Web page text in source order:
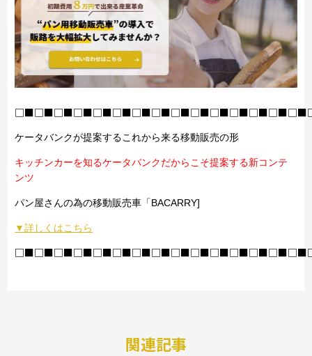
ケータバンクが提案するこれから来る移動販売の形
キッチンカーを知るケータバンクだからこそ提案する新コンテ
ンツ
パン屋さんの為の移動販売車「BACARRY]
▼詳しくはこちら
関連記事